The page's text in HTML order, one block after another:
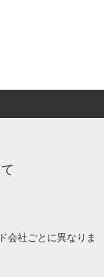
会社ごとに異なりま